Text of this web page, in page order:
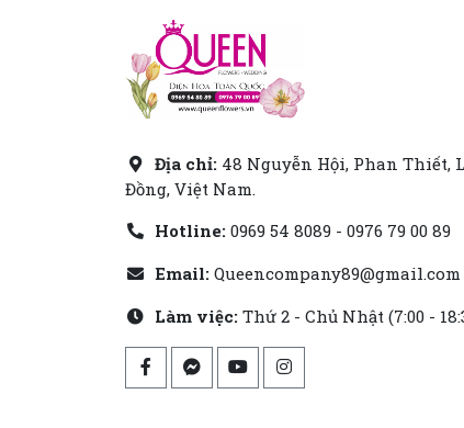
Địa chỉ: 48 Nguyễn Hội, Phan Thiết,
Đồng, Việt Nam.
Hotline: 0969 54 8089 - 0976 79 00 89
Email: Queencompany89@gmail.com
Làm việc: Thứ 2 - Chủ Nhật (7:00 -